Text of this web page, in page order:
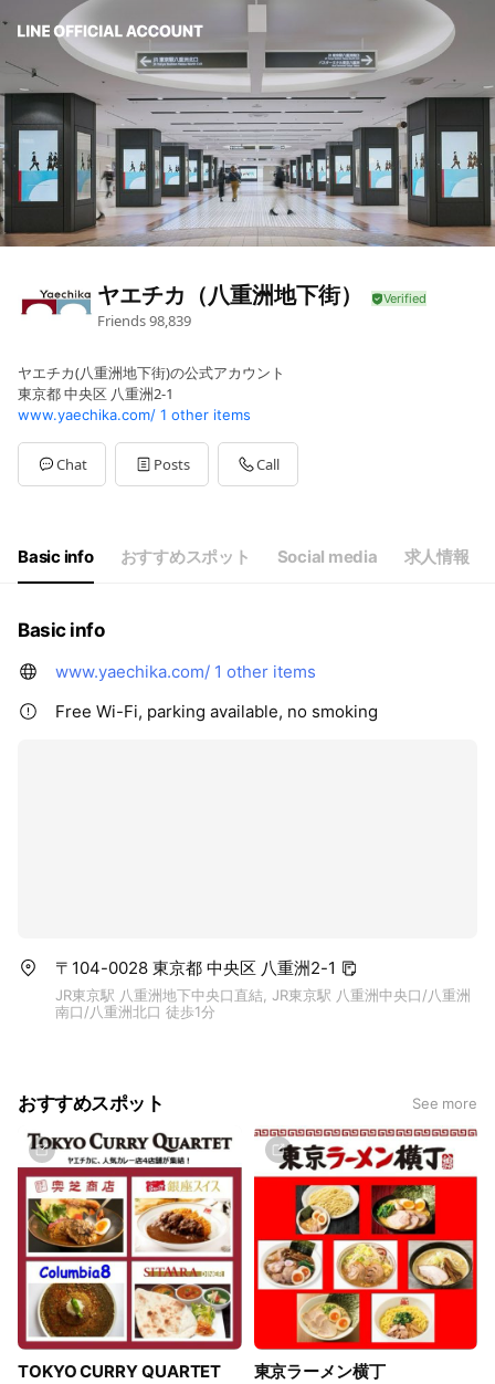
ヤエチカ（八重洲地下街）
Friends98,839
ヤエチカ(八重洲地下街)の公式アカウント
東京都 中央区 八重洲2-1
www.yaechika.com/ 1 other items
Chat Posts Call
Basic info おすすめスポット Social media 求人情報
Basic info
www.yaechika.com/ 1 other items
Free Wi-Fi, parking available, no smoking
〒104-0028 東京都 中央区 八重洲2-1
JR東京駅 八重洲地下中央口直結, JR東京駅 八重洲中央口/八重洲
南口/八重洲北口 徒歩1分
おすすめスポット See more
TOKYO CURRY QUARTET 東京ラーメン横丁